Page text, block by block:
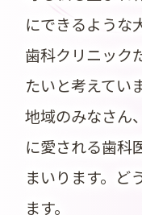
にできるような
歯科クリニック
たいと考えてい
地域のみなさん
に愛される歯科
まいります。ど
ます。